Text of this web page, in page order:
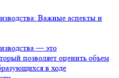
Важные аспекты и
— это
позволяет оценить объем
в ходе